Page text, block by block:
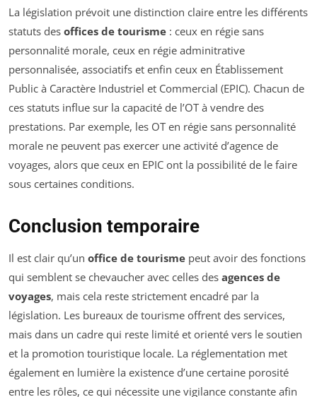
La législation prévoit une distinction claire entre les différents
statuts des offices de tourisme : ceux en régie sans
personnalité morale, ceux en régie adminitrative
personnalisée, associatifs et enfin ceux en Établissement
Public à Caractère Industriel et Commercial (EPIC). Chacun de
ces statuts influe sur la capacité de l’OT à vendre des
prestations. Par exemple, les OT en régie sans personnalité
morale ne peuvent pas exercer une activité d’agence de
voyages, alors que ceux en EPIC ont la possibilité de le faire
sous certaines conditions.
Conclusion temporaire
Il est clair qu’un office de tourisme peut avoir des fonctions
qui semblent se chevaucher avec celles des agences de
voyages, mais cela reste strictement encadré par la
législation. Les bureaux de tourisme offrent des services,
mais dans un cadre qui reste limité et orienté vers le soutien
et la promotion touristique locale. La réglementation met
également en lumière la existence d’une certaine porosité
entre les rôles, ce qui nécessite une vigilance constante afin